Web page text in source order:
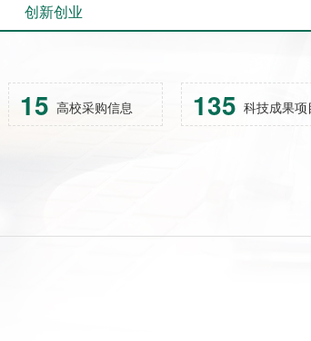
创新创业
15 高校采购信息 135 科技成果项